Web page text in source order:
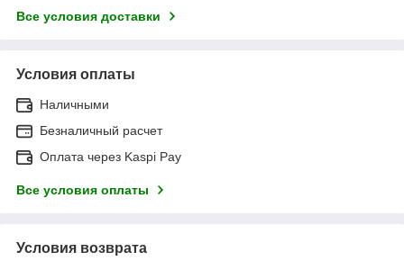
Все условия доставки
Условия оплаты
Наличными
Безналичный расчет
Оплата через Kaspi Pay
Все условия оплаты
Условия возврата